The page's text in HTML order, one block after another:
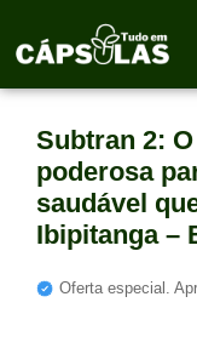
Subtran 2:
poderosa
saudável
Ibipitanga –
Oferta especial.